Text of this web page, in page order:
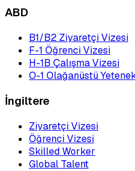
ABD
B1/B2 Ziyaretçi Vizesi
F-1 Öğrenci Vizesi
H-1B Çalışma Vizesi
O-1 Olağanüstü
İngiltere
Ziyaretçi Vizesi
Öğrenci Vizesi
Skilled Worker
Global Talent